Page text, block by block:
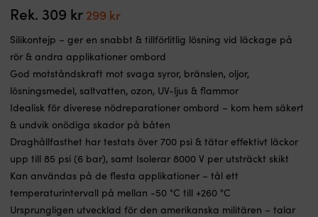
Rek. 309 kr Det
priset
var:
309 kr.
299 krDet
priset
är:
299 kr.
Silikontejp – ger en snabbt & tillförlitlig lösning vid läckage på
rör & andra applikationer ombord
God motståndskraft mot svaga syror, bränslen, oljor,
lösningsmedel, saltvatten, ozon, UV-ljus & flammor
Idealisk för diverese nödreparationer ombord – kom hem säkert
& undvik onödiga skador på båten
Draghållfasthet har testats över 700 psi & tätar effektivt läckor
upp till 85 psi (6 bar), samt Isolerar 8000 V per utsträckt skikt
Kan användas på de flesta applikationer – tål ett
temperaturintervall på mellan -50 °C till +260 °C
Ursprungligen utvecklad för den amerikanska militären – talar